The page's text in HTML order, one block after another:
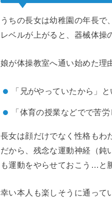
うちの長女は幼稚園の年長で
レベルが上がると、器械体操
娘が体操教室へ通い始めた理
「兄がやっていたから」と
「体育の授業などでで苦
長女は顔だけでなく性格もわ
だから、残念な運動神経（鈍
も運動をやらせておこう…と
幸い本人も楽しそうに通って